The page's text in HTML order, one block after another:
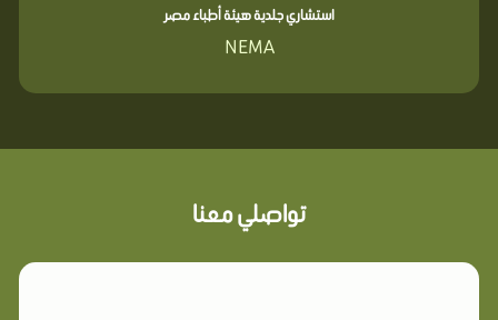
استشاري جلدية هيئة أطباء مصر
NEMA
تواصلي معنا